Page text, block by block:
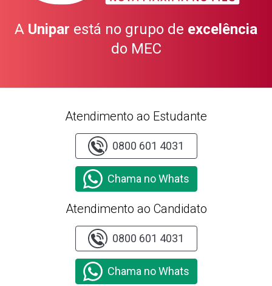
A Unipar está no grupo de excelência
do MEC
Atendimento ao Estudante
0800 601 4031
Chama no Whats
Atendimento ao Candidato
0800 601 4031
Chama no Whats